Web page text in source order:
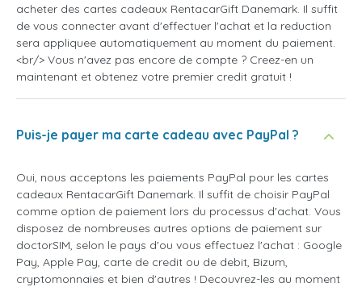
acheter des cartes cadeaux RentacarGift Danemark. Il suffit
de vous connecter avant d'effectuer l'achat et la reduction
sera appliquee automatiquement au moment du paiement.
<br/> Vous n'avez pas encore de compte ? Creez-en un
maintenant et obtenez votre premier credit gratuit !
Puis-je payer ma carte cadeau avec PayPal ?
Oui, nous acceptons les paiements PayPal pour les cartes
cadeaux RentacarGift Danemark. Il suffit de choisir PayPal
comme option de paiement lors du processus d'achat. Vous
disposez de nombreuses autres options de paiement sur
doctorSIM, selon le pays d'ou vous effectuez l'achat : Google
Pay, Apple Pay, carte de credit ou de debit, Bizum,
cryptomonnaies et bien d'autres ! Decouvrez-les au moment